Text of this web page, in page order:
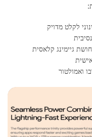
לקלט מדויק
ואמולטור